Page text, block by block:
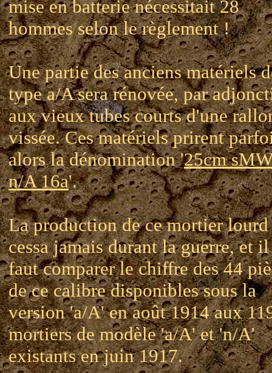
mise en batterie nécessitait 28
hommes selon le règlement !
Une partie des anciens matériels
type a/A sera rénovée, par
aux vieux tubes courts d'une
vissée. Ces matériels prirent
alors la dénomination '25cm
n/A 16a'.
La production de ce mortier lourd
cessa jamais durant la guerre, et il
faut comparer le chiffre des 44
de ce calibre disponibles sous la
version 'a/A' en août 1914 aux
mortiers de modèle 'a/A' et 'n/A'
existants en juin 1917.